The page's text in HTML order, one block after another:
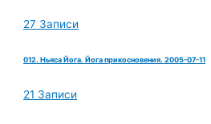
27 Записи
012. Ньяса Йога. Йога прикосновения. 2005-07-11
21 Записи